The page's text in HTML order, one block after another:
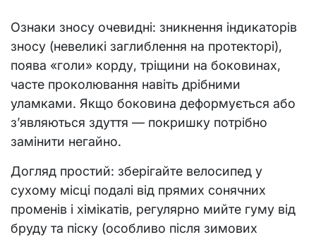
Ознаки зносу очевидні: зникнення індикаторів
зносу (невеликі заглиблення на протекторі),
поява «голи» корду, тріщини на боковинах,
часте проколювання навіть дрібними
уламками. Якщо боковина деформується або
з’являються здуття — покришку потрібно
замінити негайно.
Догляд простий: зберігайте велосипед у
сухому місці подалі від прямих сонячних
променів і хімікатів, регулярно мийте гуму від
бруду та піску (особливо після зимових